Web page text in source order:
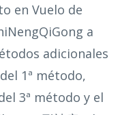
en Vuelo de
a
adicionales
1ª método,
3ª método y el